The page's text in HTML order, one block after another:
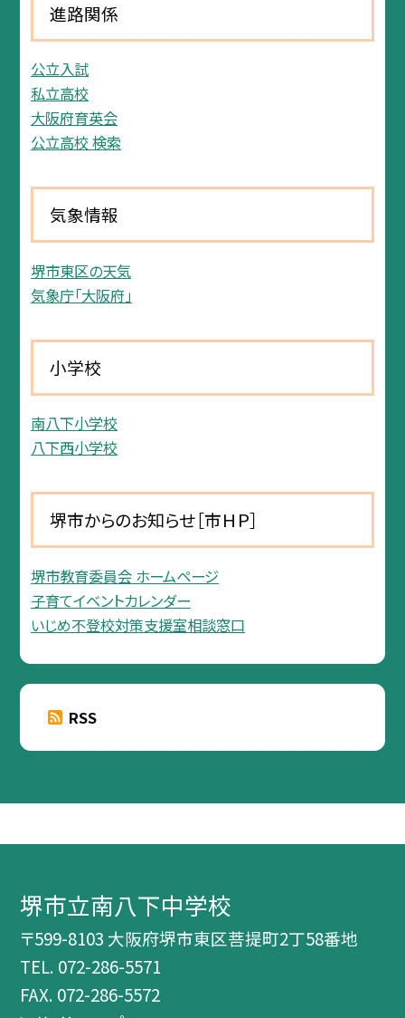
進路関係
公立入試
私立高校
大阪府育英会
公立高校 検索
気象情報
堺市東区の天気
気象庁「大阪府」
小学校
南八下小学校
八下西小学校
堺市からのお知らせ［市ＨＰ］
堺市教育委員会 ホームページ
子育てイベントカレンダー
いじめ不登校対策支援室相談窓口
RSS
堺市立南八下中学校
〒599-8103 大阪府堺市東区菩提町2丁58番地
TEL. 072-286-5571
FAX. 072-286-5572